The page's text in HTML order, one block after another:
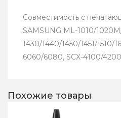
Cовместимость с
SAMSUNG ML-1010/
1430/1440/1450/1451/
6060/6080, SCX-4100/
Похожие товары